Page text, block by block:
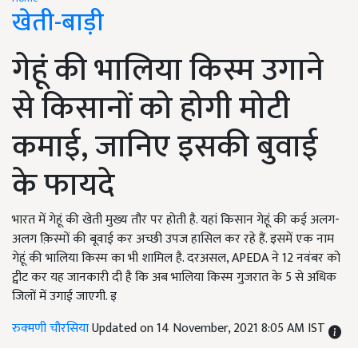
खेती-बाड़ी
गेहूं की भालिया किस्म उगाने
से किसानों को होगी मोटी
कमाई, जानिए इसकी बुवाई
के फायदे
भारत में गेहूं की खेती मुख्य तौर पर होती है. यहां किसान गेहूं की कई अलग-
अलग क़िस्मों की बूवाई कर अच्छी उपज हासिल कर रहे हैं. इसमें एक नाम
गेहूं की भालिया किस्म का भी शामिल है. दरअसल, APEDA ने 12 नवंबर को
ट्वीट कर यह जानकारी दी है कि अब भालिया किस्म गुजरात के 5 से अधिक
जिलों में उगाई जाएगी. इ
रुक्मणी चौरसियाUpdated on 14 November, 2021 8:05 AM IST